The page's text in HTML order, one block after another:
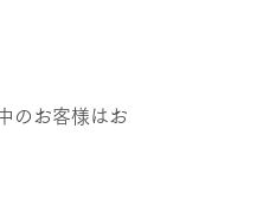
のお客様はお